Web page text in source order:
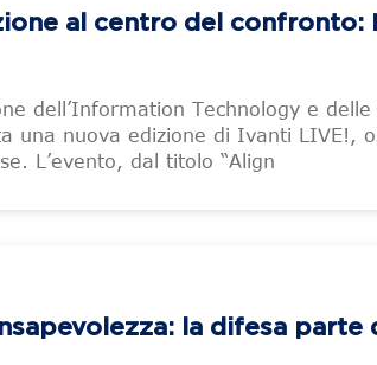
al centro del confronto:
dell’Information Technology e delle
una nuova edizione di Ivanti LIVE!,
L’evento, dal titolo “Align
la difesa parte